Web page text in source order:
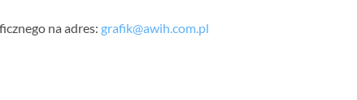
na adres: grafik@awih.com.pl